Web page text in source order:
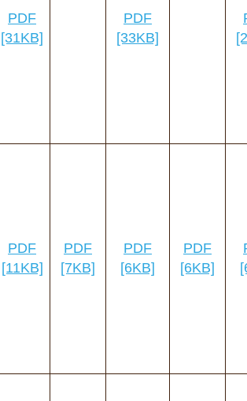
PDF
[31KB]
PDF
[33KB]
PDF
[11KB]
PDF
[7KB]
PDF
[6KB]
PDF
[6KB]